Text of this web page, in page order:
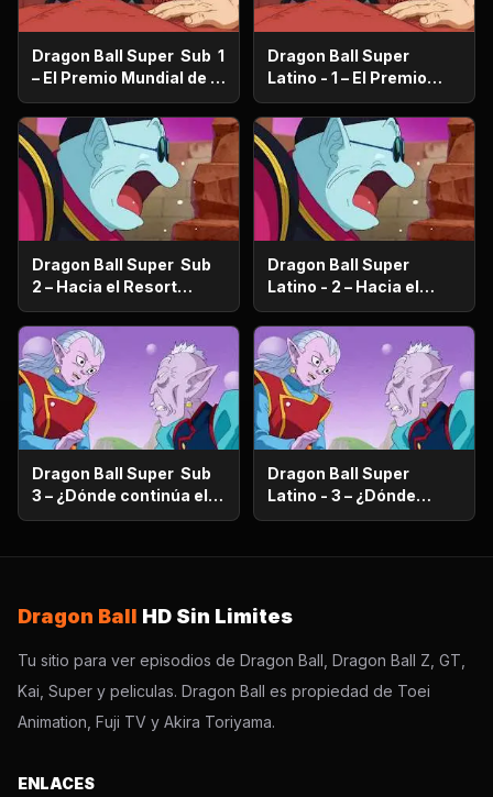
Dragon Ball Super Sub 1
– El Premio Mundial de la
Paz ¿Quién se quedará
con los 100 millones de
Zenis?
Dragon Ball Super
Latino - 1 – El Premio
Mundial de la Paz
¿Quién se quedará con
los 100 millones de
Zenis?
Dragon Ball Super Sub
2 – Hacia el Resort
prometido ¿Vegeta se va
de viaje familiar?
Dragon Ball Super
Latino - 2 – Hacia el
Resort prometido
¿Vegeta se va de viaje
familiar?
Dragon Ball Super Sub
3 – ¿Dónde continúa el
sueño? ¡Encuentra al
Dragon Ball Super
Latino - 3 – ¿Dónde
continúa el sueño?
Saiyajin Dios!
Dragon Ball HD Sin Limites
Tu sitio para ver episodios de Dragon Ball, Dragon Ball Z, GT,
Kai, Super y peliculas. Dragon Ball es propiedad de Toei
Animation, Fuji TV y Akira Toriyama.
ENLACES